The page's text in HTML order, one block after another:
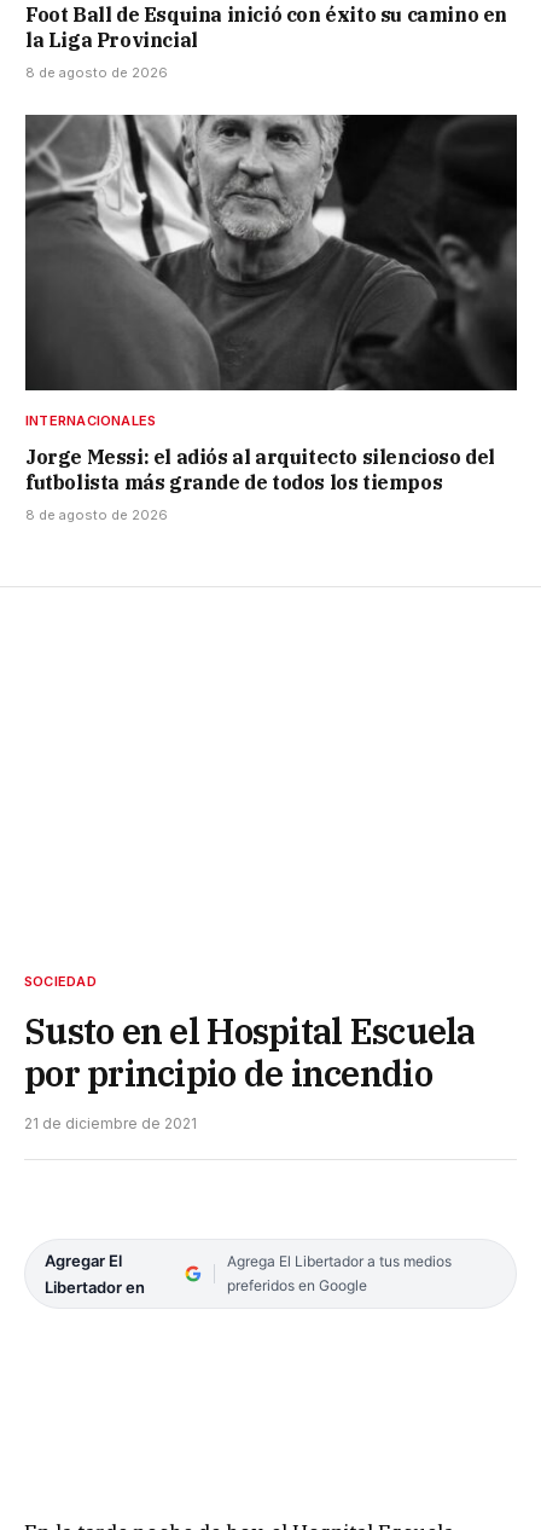
Foot Ball de Esquina inició con éxito su camino en
la Liga Provincial
8 de agosto de 2026
INTERNACIONALES
Jorge Messi: el adiós al arquitecto silencioso del
futbolista más grande de todos los tiempos
8 de agosto de 2026
SOCIEDAD
Susto en el Hospital Escuela
por principio de incendio
21 de diciembre de 2021
Agregar El
Libertador en
Agrega El Libertador a tus medios
preferidos en Google